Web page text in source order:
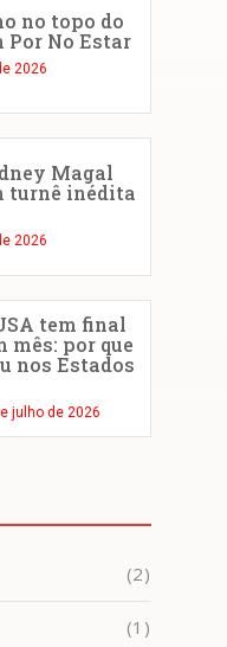
no topo do
Por No Estar
2026
Magal
turnê inédita
2026
tem final
mês: por que
nos Estados
julho de 2026
(2)
(1)